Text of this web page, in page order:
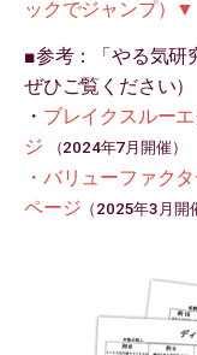
ックでジャンプ）▼
■参考：「やる気研
ぜひご覧ください）
・ ブレイクスルー
ジ
（2024年7月開催）
・バリューファク
ページ （2025年3月開